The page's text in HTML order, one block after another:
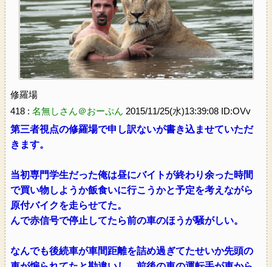
修羅場
418 : 名無しさん＠おーぷん 2015/11/25(水)13:39:08 ID:OVv
第三者視点の修羅場で申し訳ないが書き込ませていただ
きます。
当初専門学生だった俺は昼にバイトが終わり余った時間
で買い物しようか飯食いに行こうかと予定を考えながら
原付バイクを走らせてた。
んで赤信号で停止してたら前の車のほうが騒がしい。
なんでも後続車が車間距離を詰め過ぎてたせいか先頭の